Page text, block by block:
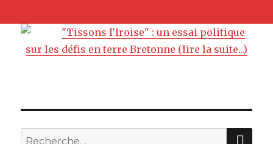
"Tissons l'Iroise" : un essai politique
sur les défis en terre Bretonne (lire la suite...)
Recherche